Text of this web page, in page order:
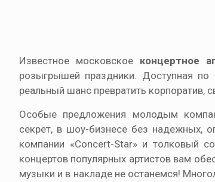
Известное московское концертное
розыгрышей праздники. Доступная
реальный шанс превратить
Особые предложения молодым
секрет, в шоу-бизнесе без надежных,
компании «Concert-Star» и толковый
концертов популярных артистов вам
музыки и в накладе не останемся!